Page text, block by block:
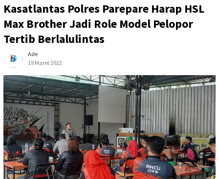
Kasatlantas Polres Parepare Harap HSL
Max Brother Jadi Role Model Pelopor
Tertib Berlalulintas
Ade
19 Maret 2022